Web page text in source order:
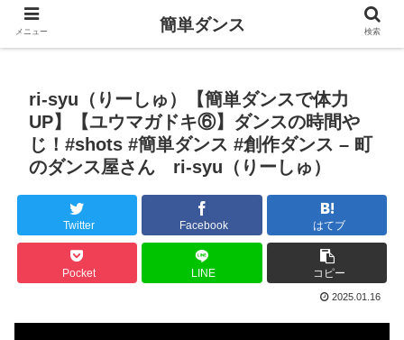
ri-syu（りーしゅ）【簡単ダンスで体力
UP】【ユウマガドキ⑥】ダンスの時間や
じ！#shots #簡単ダンス #創作ダンス – 町
のダンス屋さん ri-syu（りーしゅ）
Twitter Facebook はてブ
Pocket LINE コピー
2025.01.16
メニュー 簡単ダンス 検索